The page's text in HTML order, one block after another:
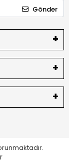
Gönder